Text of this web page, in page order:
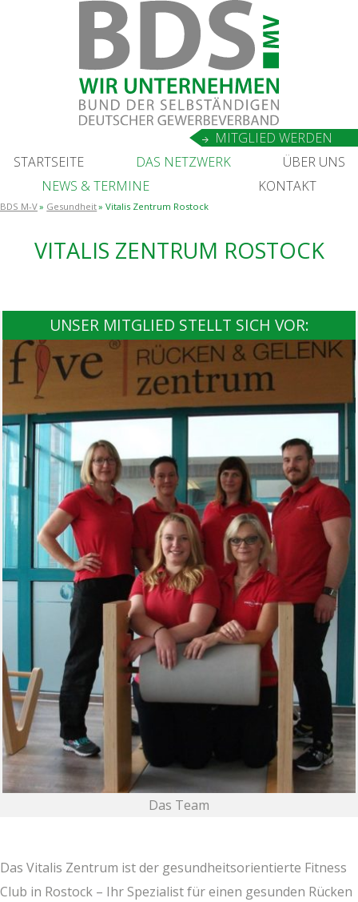
START­SEI­TE DAS NETZ­WERK
ÜBER UNS
NEWS &TERMINE KON­TAKT
MIT­GLIED WERDEN
BDS M-V Gesundheit Vita­lis Zen­trum Rostock
VITA­LIS ZEN­TRUM ROSTOCK
Das Vita­lis Zen­trum ist der gesund­heits­ori­en­tier­te Fit­ness
Club in Ros­tock – Ihr Spe­zia­list für einen gesun­den Rücken
UNSER MITGLIED STELLT SICH VOR:
Das Team